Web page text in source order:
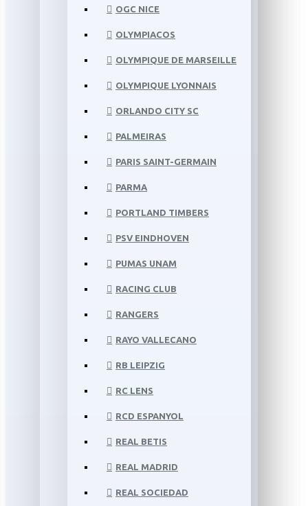
OGC NICE
OLYMPIACOS
OLYMPIQUE DE MARSEILLE
OLYMPIQUE LYONNAIS
ORLANDO CITY SC
PALMEIRAS
PARIS SAINT-GERMAIN
PARMA
PORTLAND TIMBERS
PSV EINDHOVEN
PUMAS UNAM
RACING CLUB
RANGERS
RAYO VALLECANO
RB LEIPZIG
RC LENS
RCD ESPANYOL
REAL BETIS
REAL MADRID
REAL SOCIEDAD